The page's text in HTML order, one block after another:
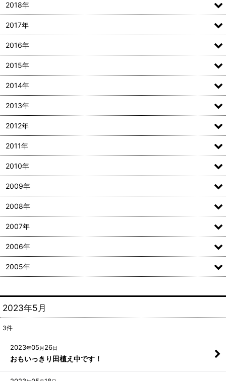
2023年5月
3件
2023年05 月 26日
おもいっきり田植え中です！
2018年
2017年
2016年
2015年
2014年
2013年
2012年
2011年
2010年
2009年
2008年
2007年
2006年
2005年